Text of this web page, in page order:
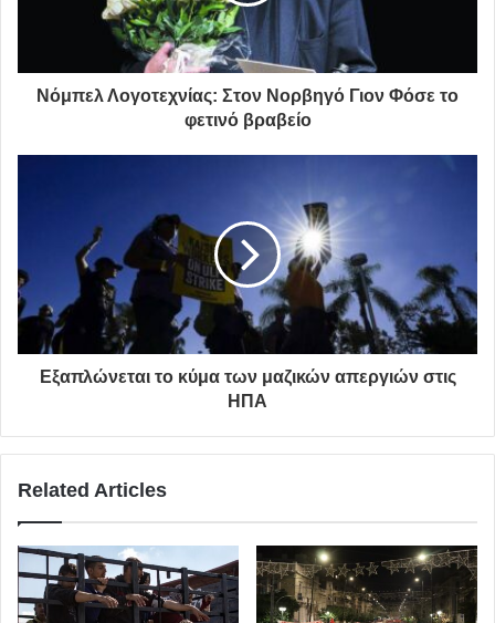
Νόμπελ Λογοτεχνίας: Στον Νορβηγό Γιον Φόσε το
φετινό βραβείο
Εξαπλώνεται το κύμα των μαζικών απεργιών στις
ΗΠΑ
Related Articles